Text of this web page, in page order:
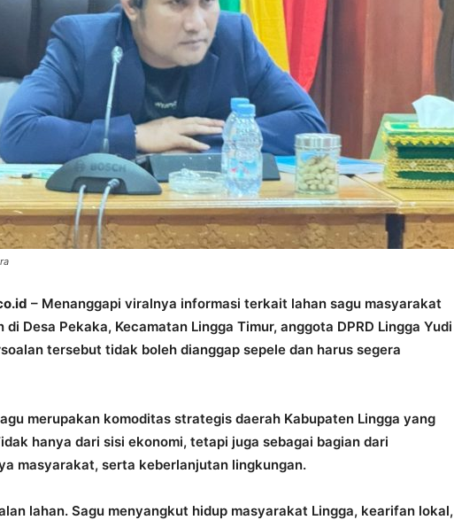
– Menanggapi viralnya informasi terkait lahan sagu masyarakat
Desa Pekaka, Kecamatan Lingga Timur, anggota DPRD Lingga Yudi
tersebut tidak boleh dianggap sepele dan harus segera
merupakan komoditas strategis daerah Kabupaten Lingga yang
hanya dari sisi ekonomi, tetapi juga sebagai bagian dari
masyarakat, serta keberlanjutan lingkungan.
lahan. Sagu menyangkut hidup masyarakat Lingga, kearifan lokal,